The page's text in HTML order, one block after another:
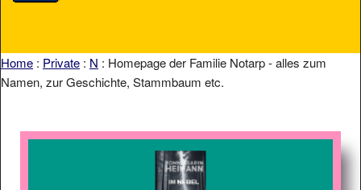
Home : Private : N : Homepage der Familie Notarp - alles zum
Namen, zur Geschichte, Stammbaum etc.